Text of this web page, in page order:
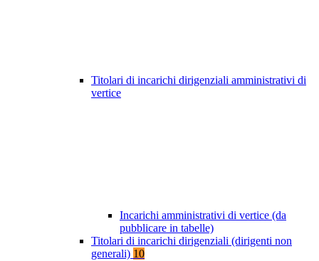
Titolari di incarichi dirigenziali amministrativi di
vertice
Incarichi amministrativi di vertice (da
pubblicare in tabelle)
Titolari di incarichi dirigenziali (dirigenti non
generali) 10